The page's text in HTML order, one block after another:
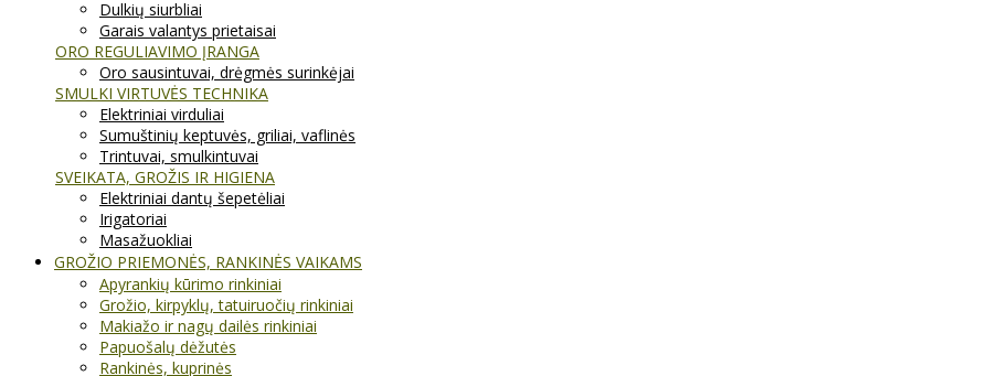
Dulkių siurbliai
Garais valantys prietaisai
ORO REGULIAVIMO ĮRANGA
Oro sausintuvai, drėgmės surinkėjai
SMULKI VIRTUVĖS TECHNIKA
Elektriniai virduliai
Sumuštinių keptuvės, griliai, vaflinės
Trintuvai, smulkintuvai
SVEIKATA, GROŽIS IR HIGIENA
Elektriniai dantų šepetėliai
Irigatoriai
Masažuokliai
GROŽIO PRIEMONĖS, RANKINĖS VAIKAMS
Apyrankių kūrimo rinkiniai
Grožio, kirpyklų, tatuiruočių rinkiniai
Makiažo ir nagų dailės rinkiniai
Papuošalų dėžutės
Rankinės, kuprinės